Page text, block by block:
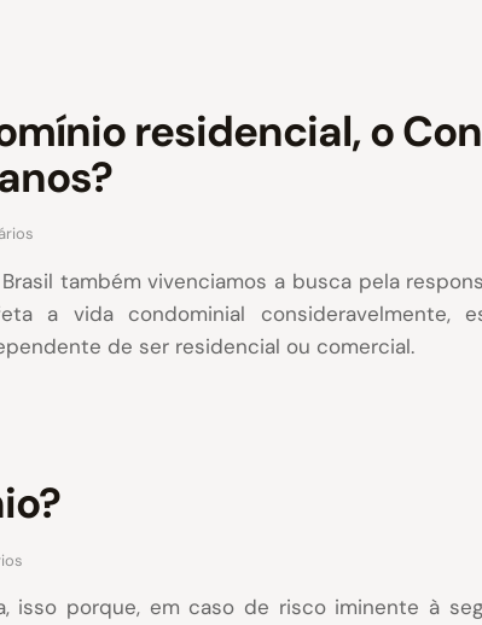
residencial, o
também vivenciamos a busca pela
a vida condominial consideravelmente,
de ser residencial ou comercial.
isso porque, em caso de risco iminente à